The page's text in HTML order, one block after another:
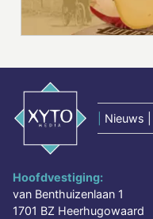
Nieuws
Hoofdvestiging:
van Benthuizenlaan 1
1701 BZ Heerhugowaard